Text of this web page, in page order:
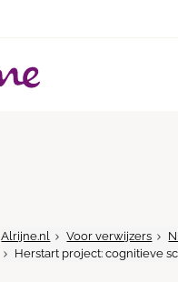
Alrijne.nl Voor verwijzers
Herstart project: cognitieve